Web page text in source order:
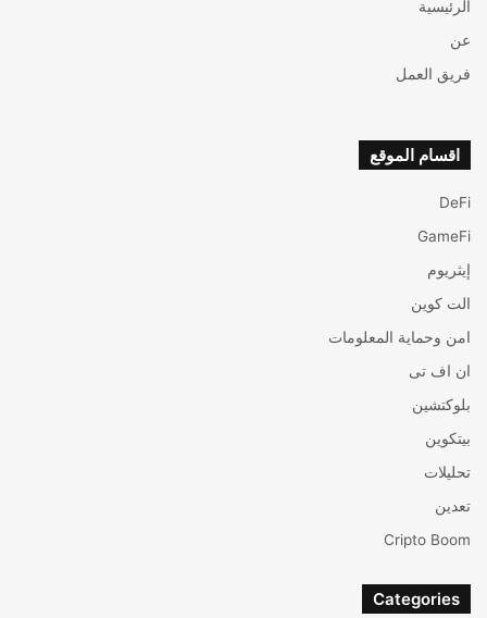
الرئيسية
عن
فريق العمل
اقسام الموقع
DeFi
GameFi
إيثريوم
الت كوين
امن وحماية المعلومات
ان اف تی
بلوكتشين
بيتكوين
تحليلات
تعدين
Cripto Boom
Categories